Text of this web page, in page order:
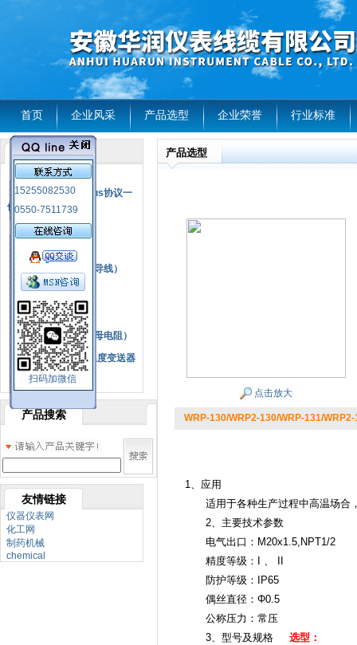
首页 企业风采 产品选型 企业荣誉 行业标准
15255082530
0550-7511739
扫码加微信
产品列表
风电温度传感器
RS485通讯modbus协议一
体化现场智能仪表
热电偶
热电偶补偿电缆（导线）
振动传感器
热电阻
铂热电阻元件（云母电阻）
SBW系列一体化温度变送器
双金属温度计
产品搜索
友情链接
仪器仪表网
化工网
制药机械
chemical
产品选型
点击放大
WRP-130/WRP2-130/WRP-131/
1、应用
适用于各种生产过程中高温场合
2、主要技术参数
电气出口：M20x1.5,NPT1/2
精度等级：I 、 II
防护等级：IP65
偶丝直径：Φ0.5
公称压力：常压
3、型号及规格 选型：